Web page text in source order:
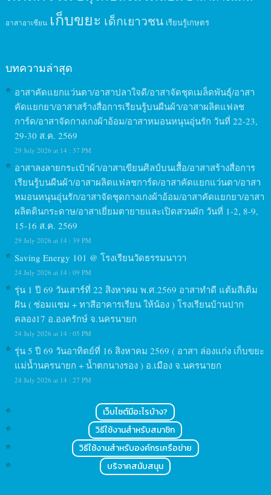
อาสาอาเซียน เก็บขยะ เด็กเยาวชน เรียนรู้เกษตร
บทความล่าสุด
อาสาคัดแยกแว่นตา/อาสาปลาใจดี/อาสาจัดชุดเมล็ดพันธุ์/อาสา
คัดแยกยา/อาสาสร้างสื่อการเรียนรู้บนผืนผ้า/อาสาผลิตแฟลช
การ์ด/อาสาจัดกางเกงผ้าอ้อม/อาสาหมอนหนุนอุ่นรัก วันที่ 22-23,
29-30 ส.ค. 2569
29 July 2026 at 14 : 37 PM
อาสาลงลายกระเป๋าผ้า/อาสาเขียนศิลป์บนเสื้อ/อาสาสร้างสื่อการ
เรียนรู้บนผืนผ้า/อาสาผลิตแฟลชการ์ด/อาสาคัดแยกแว่นตา/อาสา
หมอนหนุนอุ่นรัก/อาสาจัดชุดกางเกงผ้าอ้อม/อาสาคัดแยกยา/อาสา
ผลิตดินกระดาษ/อาสาเยี่ยมตายายและเปิดสวนผัก วันที่ 1-2, 8-9,
15-16 ส.ค. 2569
29 July 2026 at 14 : 39 PM
Saving Energy 101 @ โรงเรียนวัดธรรมนาวา
24 July 2026 at 14 : 09 PM
รุ่น 1 ปี 69 วันเสาร์ที่ 22 สิงหาคม พ.ศ.2569 อาสาทำดี แต้มสีเติม
ฝัน ( ซ่อมแซม + ทาสีอาคารเรียน ให้น้อง ) โรงเรียนบ้านปาก
คลอง17 อ.องครักษ์ จ.นครนายก
24 July 2026 at 14 : 05 PM
รุ่น 5 ปี 69 วันอาทิตย์ที่ 16 สิงหาคม 2569 ( อาสา ล่องแก่ง เก็บขยะ
แม่น้ำนครนายก + น้ำตกนางรอง ) อ.เมือง จ.นครนายก
24 July 2026 at 14 : 27 PM
เว็บไซต์มีอะไรบ้าง?
วิธีใช้งานสำหรับสมาชิก
วิธีใช้งานสำหรับองค์กรเครือข่าย
บริจาคสนับสนุน